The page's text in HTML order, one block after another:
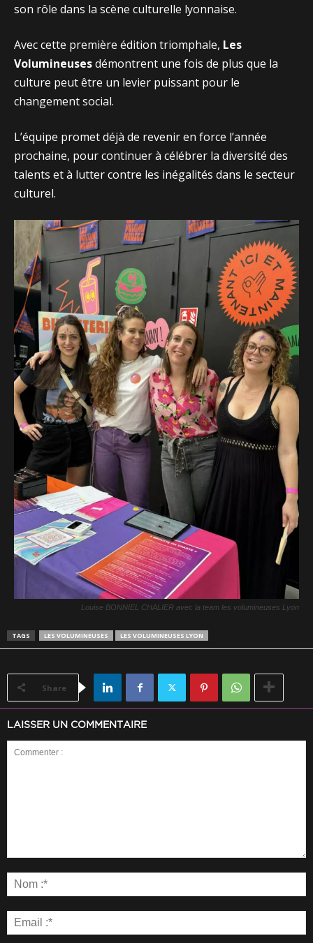
son rôle dans la scène culturelle lyonnaise.
Avec cette première édition triomphale, Les
Volumineusesdémontrent une fois de plus que la
culture peut être un levier puissant pour le
changement social.
L’équipe promet déjà de revenir en force l’année
prochaine, pour continuer à célébrer la diversité des
talents et à lutter contre les inégalités dans le secteur
culturel.
Louise BONNIEL CHALIER avec la team les volumineuses Lyon
TAGS LES VOLUMINEUSES LES VOLUMINEUSES LYON
Share
LAISSER UN COMMENTAIRE